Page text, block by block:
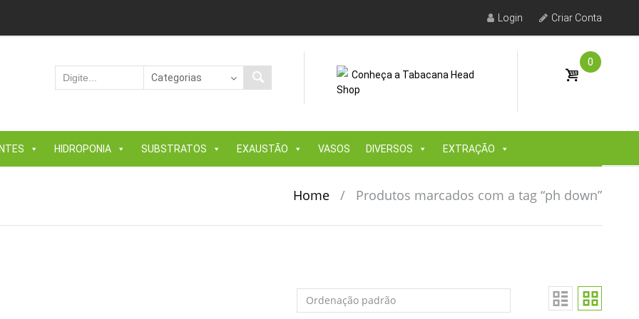
Login Criar Conta
Conheça a Tabacana Head
Shop
0
HIDROPONIA SUBSTRATOS EXAUSTÃO VASOS DIVERSOS EXTRAÇÃO
Home / Produtos marcados com a tag “ph down”